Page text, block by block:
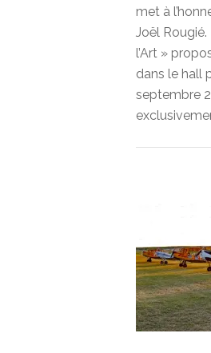
met à
Joël Rougié.
l’Art »
dans le hall
septembre